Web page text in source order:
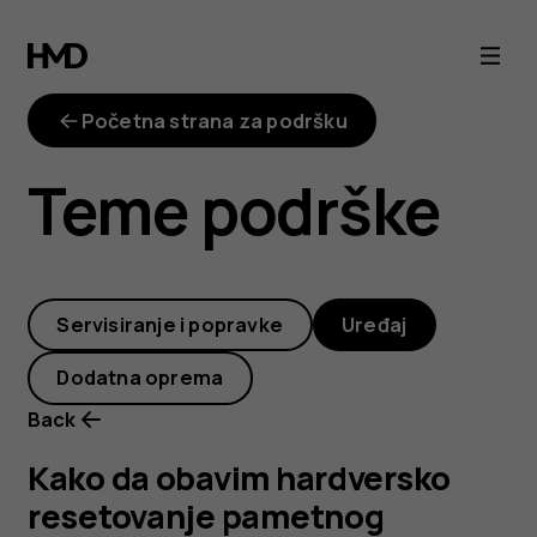
Kako
da
obavim
hardversko
resetovanje
pametnog
telefona
Početna strana za podršku
Teme podrške
Servisiranje i popravke Uređaj
Dodatna oprema
Back
Kako da obavim hardversko
resetovanje pametnog